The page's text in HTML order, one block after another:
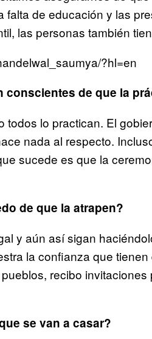
falta de educación y las
las personas también
?hl=en
de que la
todos lo practican. El
nada al respecto.
sucede es que la
de que la atrapen?
y aún así sigan
la confianza que
recibo
se van a casar?